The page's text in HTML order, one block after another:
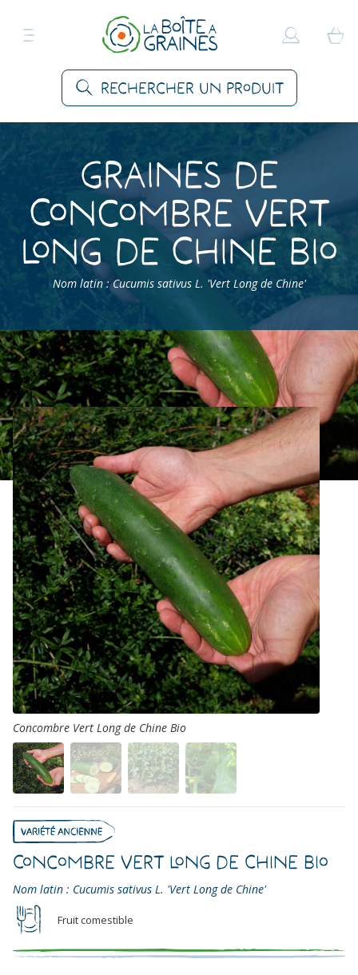
Rechercher un produit
Graines de
Concombre Vert
Long de Chine Bio
Nom latin : Cucumis sativus L. 'Vert Long de Chine'
Accueil > Produits > Graines Légumes > Concombres
Concombre Vert Long de Chine Bio
Concombre Vert Long de Chine Bio
Concombre Vert Long de Chine Bio
Nom latin : Cucumis sativus L. 'Vert Long de Chine'
Fruit comestible